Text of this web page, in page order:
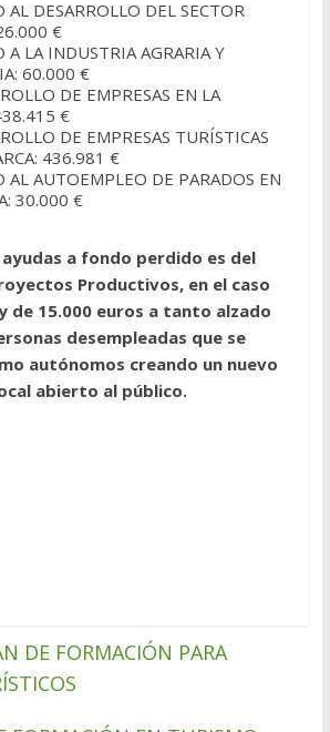
AL DESARROLLO DEL SECTOR
€
A LA INDUSTRIA AGRARIA Y
60.000 €
DE EMPRESAS EN LA
€
DE EMPRESAS TURÍSTICAS
436.981 €
AL AUTOEMPLEO DE PARADOS EN
30.000 €
ayudas a fondo perdido es del
Productivos, en el caso
de 15.000 euros a tanto alzado
desempleadas que se
autónomos creando un nuevo
abierto al público.
DE FORMACIÓN PARA